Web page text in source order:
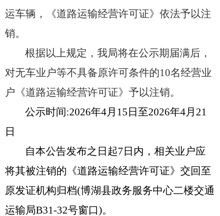
运车辆，《道路运输经营许可证》依法予以注
销。
根据以上规定，我局将在公示期届满后，
对无车业户等不具备原许可条件的10名经营业
户《道路运输经营许可证》予以注销。
公示时间:2026年4月 15 日至2026年4月 21
日
自本公告发布之日起7 日内，相关业户应
将其被注销的《道路运输经营许可证》交回至
原发证机构归档(博湖县政务服务中心二楼交通
运输局B31-32号窗口)。